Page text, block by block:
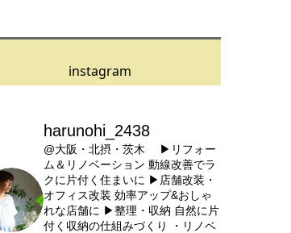
instagram
harunohi_2438
@大阪・北摂・茨木
▶リフォー
ム＆リノベーション 動線改善でラ
クに片付く住まいに ▶店舗改装・
オフィス改装 効率アップ&おしゃ
れな店舗に ▶整理・収納 自然に片
付く収納の仕組みづくり
・リノベ